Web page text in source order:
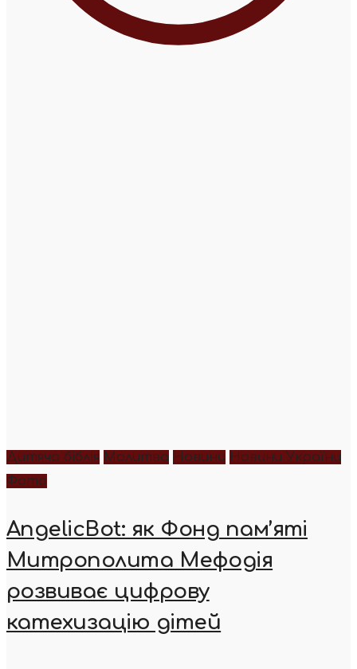
Дитяча біблія Молитва Новини Новини України
Фото
AngelicBot: як Фонд пам’яті
Митрополита Мефодія
розвиває цифрову
катехизацію дітей